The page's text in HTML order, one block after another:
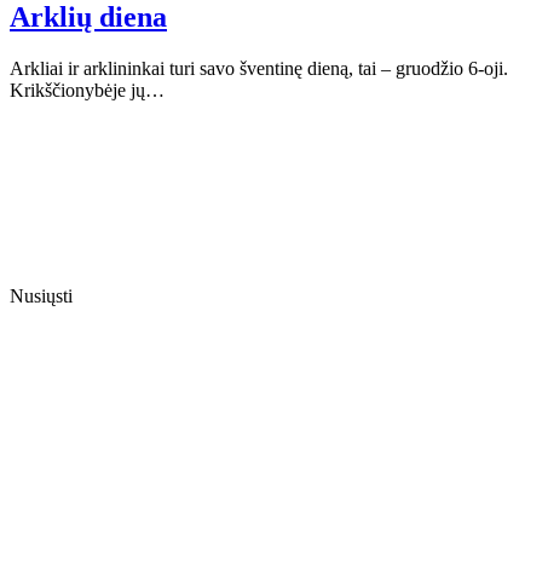
Arklių diena
Arkliai ir arklininkai turi savo šventinę dieną, tai – gruodžio 6-oji.
Krikščionybėje jų…
Nusiųsti